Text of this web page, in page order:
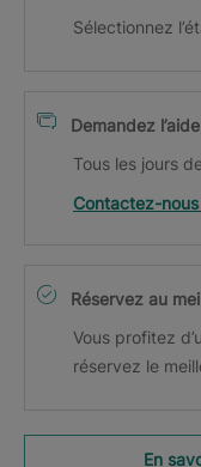
Sélectionnez
Demandez
Tous les jours
Contactez-
Réservez au
Vous profitez
réservez le
En